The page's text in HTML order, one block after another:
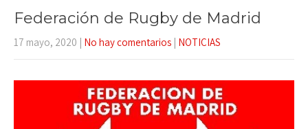
Federación de Rugby de Madrid
17 mayo, 2020 | No hay comentarios | NOTICIAS